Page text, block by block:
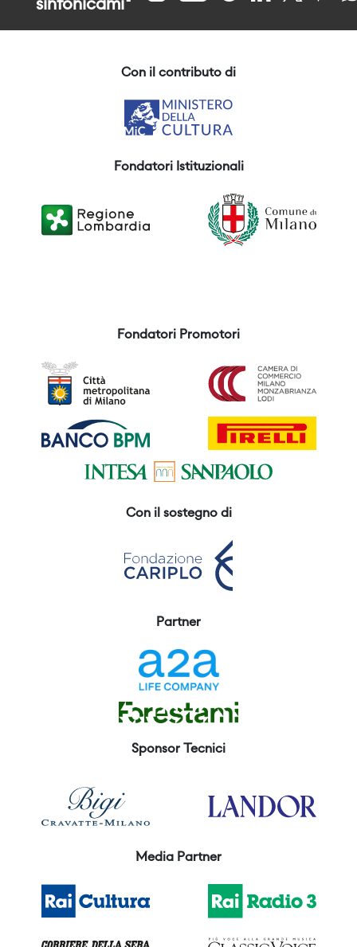
sinfonicami
Con il contributo di
Fondatori Istituzionali
Fondatori Promotori
Con il sostegno di
Partner
Sponsor Tecnici
Media Partner